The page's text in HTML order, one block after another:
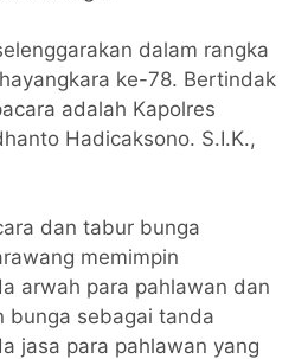
dalam rangka
ke-78. Bertindak
adalah Kapolres
Hadicaksono. S.I.K.,
dan tabur bunga
memimpin
arwah para pahlawan dan
bunga sebagai tanda
jasa para pahlawan yang